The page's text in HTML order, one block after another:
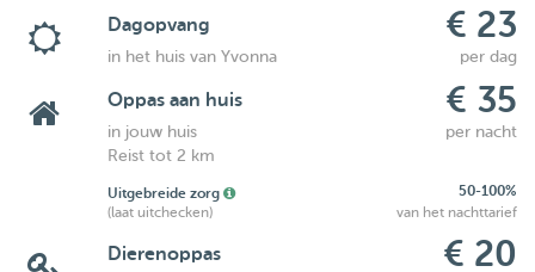
Dagopvang € 23
in het huis van Yvonna per dag
Oppas aan huis € 35
in jouw huis
per nacht
Reist tot 2 km
Uitgebreide zorg
50-100%
(laat uitchecken)
van het nachttarief
Dierenoppas € 20